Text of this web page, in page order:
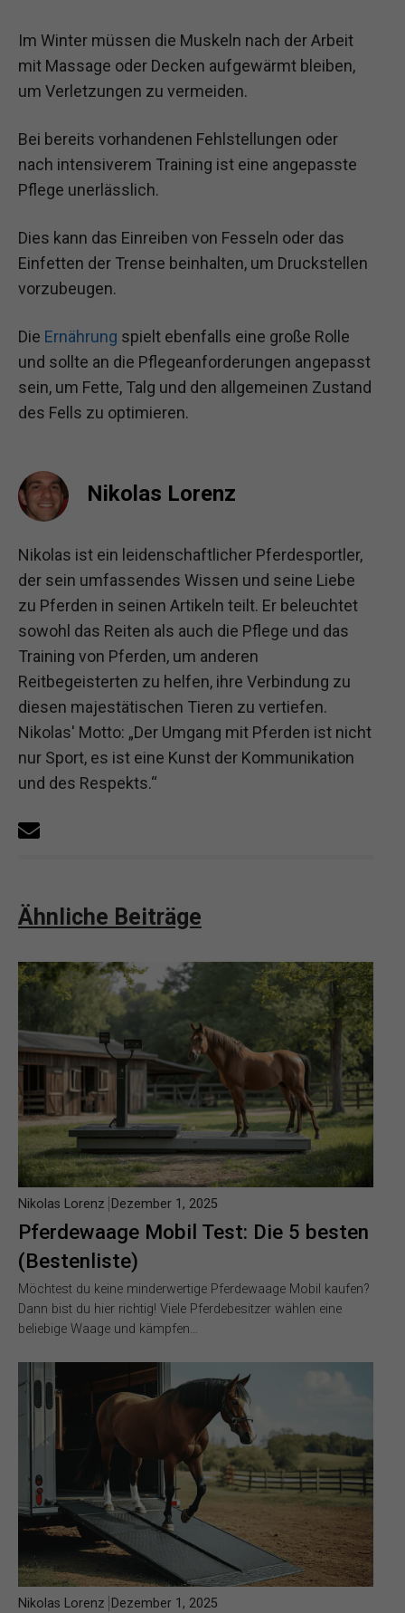
Im Winter müssen die Muskeln nach der Arbeit
mit Massage oder Decken aufgewärmt bleiben,
um Verletzungen zu vermeiden.
Bei bereits vorhandenen Fehlstellungen oder
nach intensiverem Training ist eine angepasste
Pflege unerlässlich.
Dies kann das Einreiben von Fesseln oder das
Einfetten der Trense beinhalten, um Druckstellen
vorzubeugen.
Die Ernährung spielt ebenfalls eine große Rolle
und sollte an die Pflegeanforderungen angepasst
sein, um Fette, Talg und den allgemeinen Zustand
des Fells zu optimieren.
Nikolas Lorenz
Nikolas ist ein leidenschaftlicher Pferdesportler,
der sein umfassendes Wissen und seine Liebe
zu Pferden in seinen Artikeln teilt. Er beleuchtet
sowohl das Reiten als auch die Pflege und das
Training von Pferden, um anderen
Reitbegeisterten zu helfen, ihre Verbindung zu
diesen majestätischen Tieren zu vertiefen.
Nikolas' Motto: „Der Umgang mit Pferden ist nicht
nur Sport, es ist eine Kunst der Kommunikation
und des Respekts.“
Ähnliche Beiträge
Pferdewaage Mobil Test: Die 5 besten
(Bestenliste)
Nikolas Lorenz Dezember 1, 2025
Möchtest du keine minderwertige Pferdewaage Mobil kaufen?
Dann bist du hier richtig! Viele Pferdebesitzer wählen eine
beliebige Waage und kämpfen…
Nikolas Lorenz Dezember 1, 2025